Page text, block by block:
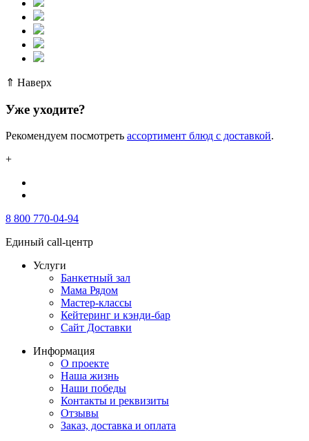
⇑ Наверх
Уже уходите?
Рекомендуем посмотреть ассортимент блюд с доставкой.
+
8 800 770-04-94
Единый call-центр
Услуги
Банкетный зал
Мама Рядом
Мастер-классы
Кейтеринг и кэнди-бар
Сайт Доставки
Информация
О проекте
Наша жизнь
Наши победы
Контакты и реквизиты
Отзывы
Заказ, доставка и оплата